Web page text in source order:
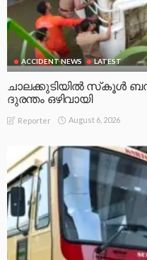
ACCIDENT NEWS LATEST
ചാലക്കുടിയിൽ സ്‌കൂൾ
ദുരന്തം ഒഴിവായി
Reporter August 6, 2026